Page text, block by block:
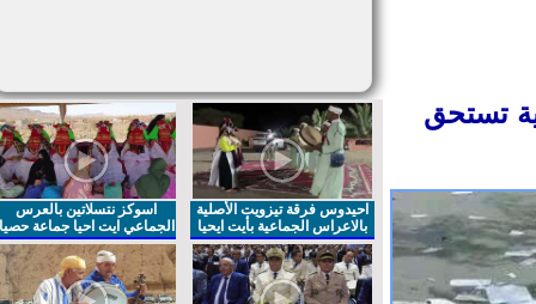
تستحق
احيدوس فرقة تيزويت الأصلية
بالاعراس الجماعية بأيت ايحيا
اسوكز نتسلاتين بالعرس
الجماعي ايت احيا جماعة حصيا